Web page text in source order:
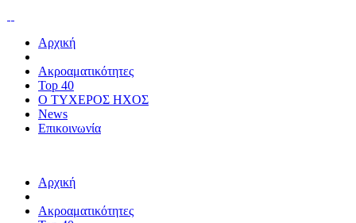
Αρχική
Ακροαματικότητες
Top 40
Ο ΤΥΧΕΡΟΣ ΗΧΟΣ
News
Επικοινωνία
Αρχική
Ακροαματικότητες